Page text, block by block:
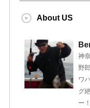
About US
神
野
ワ
グ
ー！